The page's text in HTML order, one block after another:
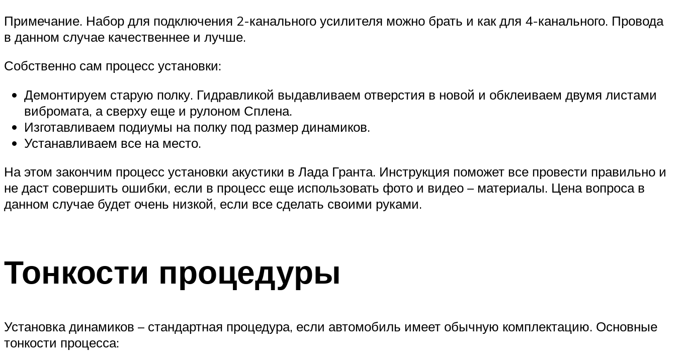
Примечание. Набор для подключения 2-канального усилителя можно брать и как для 4-канального. Провода
в данном случае качественнее и лучше.
Собственно сам процесс установки:
Демонтируем старую полку. Гидравликой выдавливаем отверстия в новой и обклеиваем двумя листами
вибромата, а сверху еще и рулоном Сплена.
Изготавливаем подиумы на полку под размер динамиков.
Устанавливаем все на место.
На этом закончим процесс установки акустики в Лада Гранта. Инструкция поможет все провести правильно и
не даст совершить ошибки, если в процесс еще использовать фото и видео – материалы. Цена вопроса в
данном случае будет очень низкой, если все сделать своими руками.
Тонкости процедуры
Установка динамиков – стандартная процедура, если автомобиль имеет обычную комплектацию. Основные
тонкости процесса: